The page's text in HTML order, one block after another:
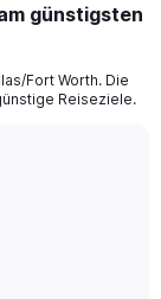
günstigsten
Fort Worth. Die
Reiseziele.